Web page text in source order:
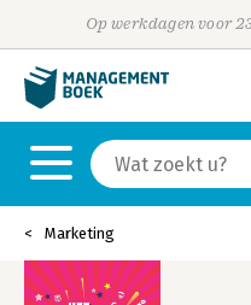
Op werkdagen voor
Marketing